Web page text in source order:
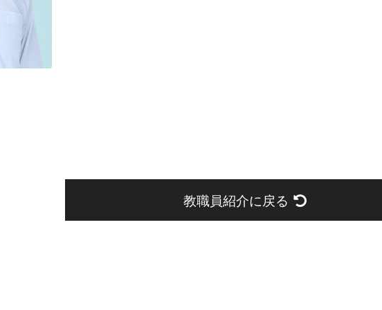
教職員紹介に戻る